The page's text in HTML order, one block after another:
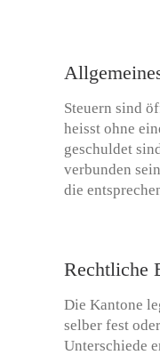
Steuern sind
heisst ohne
geschuldet
verbunden
die
Rechtliche
Die Kantone
selber fest
Unterschiede